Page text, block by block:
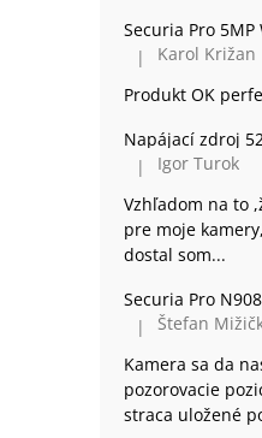
Hodnotenie
|
Karol Križan
Produkt OK
Napájací zdroj
Hodnotenie
|
Igor Turok
Vzhľadom na to
pre moje
dostal som...
Hodnotenie
|
Štefan
Kamera sa da
pozorovacie
straca uložené